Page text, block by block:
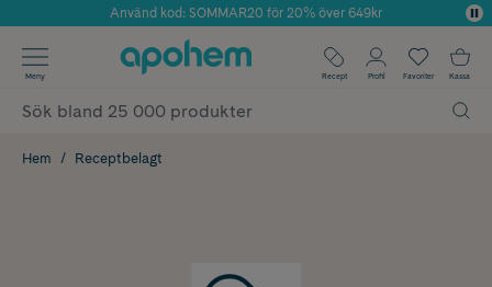
Årets Butik 2025 inom Skönhet
Använd kod: SOMMAR20 för 20% över 649kr
✓ Fri frakt
✓ Poäng på alla köp*
Meny Recept Profil Favoriter Kassa
Hem Receptbelagt